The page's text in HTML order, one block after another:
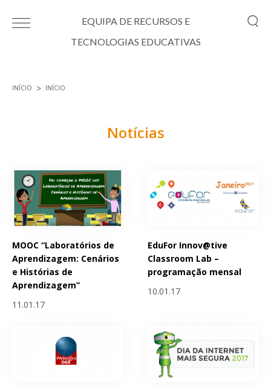
EQUIPA DE RECURSOS E
TECNOLOGIAS EDUCATIVAS
INÍCIO INÍCIO
Notícias
MOOC “Laboratórios de
Aprendizagem: Cenários
e Histórias de
Aprendizagem”
11.01.17
EduFor Innov@tive
Classroom Lab –
programação mensal
10.01.17
Páginas